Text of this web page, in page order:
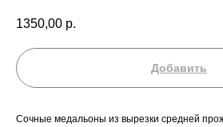
1350,00 р.
Добавить
Сочные медальоны из вырезки средней